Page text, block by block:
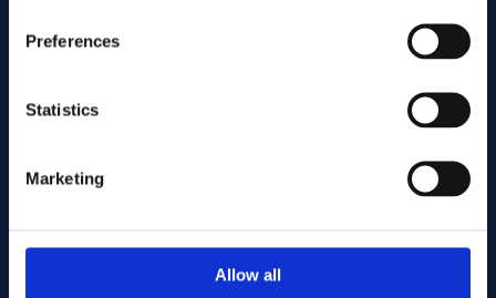
Preferences
Statistics
Marketing
Allow all